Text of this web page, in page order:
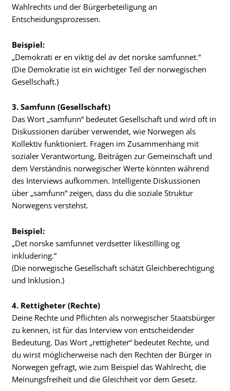
Wahlrechts und der Bürgerbeteiligung an
Entscheidungsprozessen.
Beispiel:
„Demokrati er en viktig del av det norske samfunnet.“
(Die Demokratie ist ein wichtiger Teil der norwegischen
Gesellschaft.)
3. Samfunn (Gesellschaft)
Das Wort „samfunn“ bedeutet Gesellschaft und wird oft in
Diskussionen darüber verwendet, wie Norwegen als
Kollektiv funktioniert. Fragen im Zusammenhang mit
sozialer Verantwortung, Beiträgen zur Gemeinschaft und
dem Verständnis norwegischer Werte könnten während
des Interviews aufkommen. Intelligente Diskussionen
über „samfunn“ zeigen, dass du die soziale Struktur
Norwegens verstehst.
Beispiel:
„Det norske samfunnet verdsetter likestilling og
inkludering.“
(Die norwegische Gesellschaft schätzt Gleichberechtigung
und Inklusion.)
4. Rettigheter (Rechte)
Deine Rechte und Pflichten als norwegischer Staatsbürger
zu kennen, ist für das Interview von entscheidender
Bedeutung. Das Wort „rettigheter“ bedeutet Rechte, und
du wirst möglicherweise nach den Rechten der Bürger in
Norwegen gefragt, wie zum Beispiel das Wahlrecht, die
Meinungsfreiheit und die Gleichheit vor dem Gesetz.